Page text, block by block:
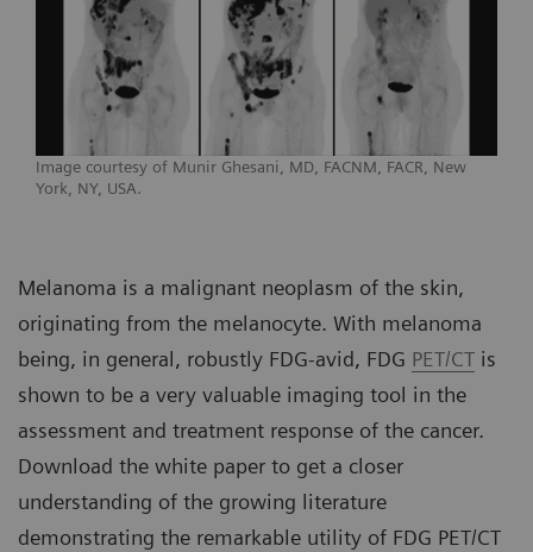
Image courtesy of Munir Ghesani, MD, FACNM, FACR, New
York, NY, USA.
Melanoma is a malignant neoplasm of the skin,
originating from the melanocyte. With melanoma
being, in general, robustly FDG-avid, FDG PET/CT is
shown to be a very valuable imaging tool in the
assessment and treatment response of the cancer.
Download the white paper to get a closer
understanding of the growing literature
demonstrating the remarkable utility of FDG PET/CT